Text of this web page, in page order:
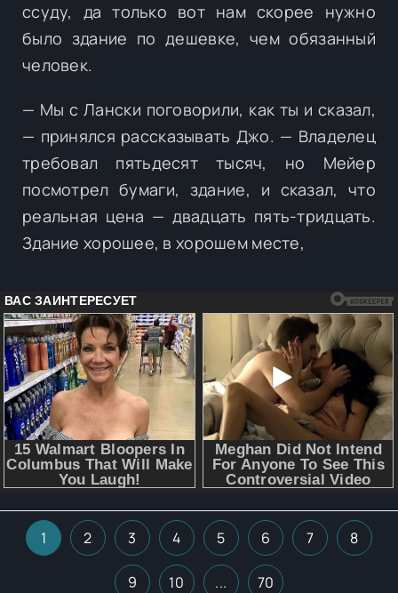
ссуду, да только вот нам скорее нужно
было здание по дешевке, чем обязанный
человек.
— Мы с Лански поговорили, как ты и сказал,
— принялся рассказывать Джо. — Владелец
требовал пятьдесят тысяч, но Мейер
посмотрел бумаги, здание, и сказал, что
реальная цена — двадцать пять-тридцать.
Здание хорошее, в хорошем месте,
1 2 3 4 5 6 7 8
9 10 ... 70